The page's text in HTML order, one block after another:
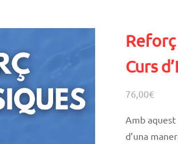
Curs
76,00€
Amb
d’una